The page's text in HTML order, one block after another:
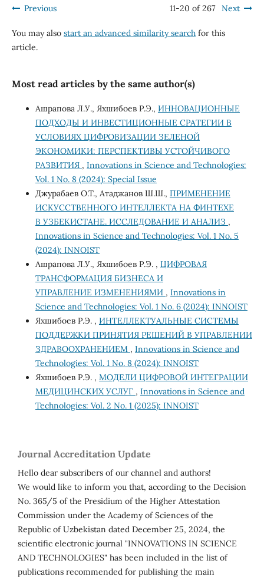
Previous 11-20 of 267 Next
You may also start an advanced similarity searchfor this
article.
Most read articles by the same author(s)
Ашрапова Л.У., Яхшибоев Р.Э., ИННОВАЦИОННЫЕ
ПОДХОДЫ И ИНВЕСТИЦИОННЫЕ СРАТЕГИИ В
УСЛОВИЯХ ЦИФРОВИЗАЦИИ ЗЕЛЕНОЙ
ЭКОНОМИКИ: ПЕРСПЕКТИВЫ УСТОЙЧИВОГО
РАЗВИТИЯ , Innovations in Science and Technologies:
Vol. 1 No. 8 (2024): Special Issue
Джурабаев О.Т., Атаджанов Ш.Ш., ПРИМЕНЕНИЕ
ИСКУССТВЕННОГО ИНТЕЛЛЕКТА НА ФИНТЕХЕ
В УЗБЕКИСТАНЕ. ИССЛЕДОВАНИЕ И АНАЛИЗ ,
Innovations in Science and Technologies: Vol. 1 No. 5
(2024): INNOIST
Ашрапова Л.У., Яхшибоев Р.Э. , ЦИФРОВАЯ
ТРАНСФОРМАЦИЯ БИЗНЕСА И
УПРАВЛЕНИЕ ИЗМЕНЕНИЯМИ , Innovations in
Science and Technologies: Vol. 1 No. 6 (2024): INNOIST
Яхшибоев Р.Э. , ИНТЕЛЛЕКТУАЛЬНЫЕ СИСТЕМЫ
ПОДДЕРЖКИ ПРИНЯТИЯ РЕШЕНИЙ В УПРАВЛЕНИИ
ЗДРАВООХРАНЕНИЕМ , Innovations in Science and
Technologies: Vol. 1 No. 8 (2024): INNOIST
Яхшибоев Р.Э. , МОДЕЛИ ЦИФРОВОЙ ИНТЕГРАЦИИ
МЕДИЦИНСКИХ УСЛУГ , Innovations in Science and
Technologies: Vol. 2 No. 1 (2025): INNOIST
Journal Accreditation Update
Hello dear subscribers of our channel and authors!
We would like to inform you that, according to the Decision
No. 365/5 of the Presidium of the Higher Attestation
Commission under the Academy of Sciences of the
Republic of Uzbekistan dated December 25, 2024, the
scientific electronic journal "INNOVATIONS IN SCIENCE
AND TECHNOLOGIES" has been included in the list of
publications recommended for publishing the main